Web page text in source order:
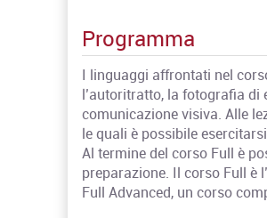
Programma
I linguaggi affrontati nel
l’autoritratto, la fotografia di
comunicazione visiva. Alle
le quali è possibile
Al termine del corso Full è
preparazione. Il corso Full è
Full Advanced, un corso